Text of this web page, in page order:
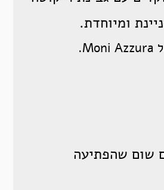
ומיוחדת.
שום שהפתיעה